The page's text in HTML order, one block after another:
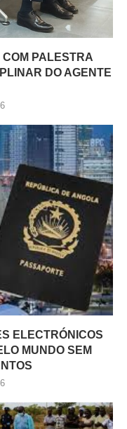
PALESTRA
DO AGENTE
ELECTRÓNICOS
MUNDO SEM